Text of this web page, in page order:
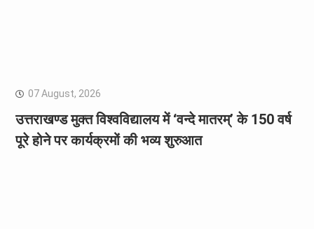
07 August, 2026
उत्तराखण्ड मुक्त विश्वविद्यालय में ‘वन्दे मातरम्’ के 150 वर्ष
पूरे होने पर कार्यक्रमों की भव्य शुरुआत